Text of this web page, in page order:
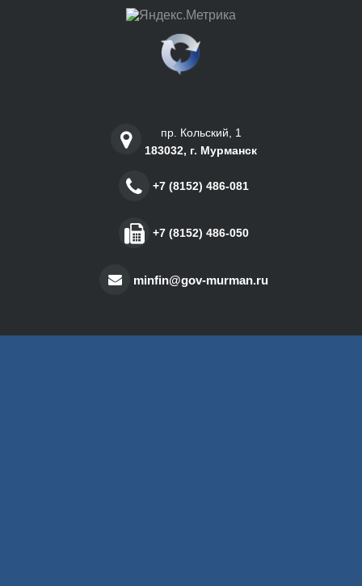
пр. Кольский, 1
183032, г. Мурманск
+7 (8152) 486-081
+7 (8152) 486-050
minfin@gov-murman.ru